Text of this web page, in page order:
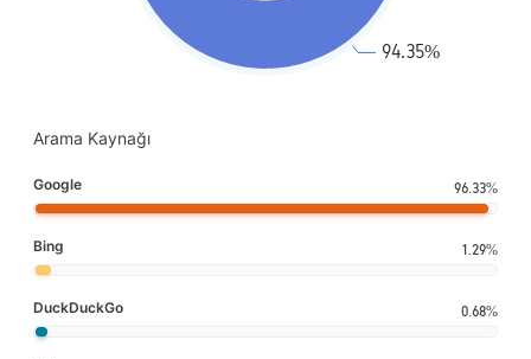
Arama Kaynağı
Google 96.33%
Bing 1.29%
DuckDuckGo 0.68%